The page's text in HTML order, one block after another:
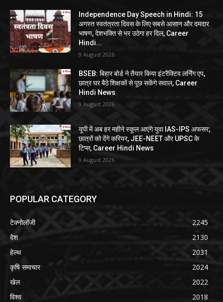
Independence Day Speech in Hindi: 15
अगस्त स्वतंत्रता दिवस के लिए सबसे आसान और दमदार
भाषण, देशभक्ति से भर उठेगा हर दिल, Career
Hindi...
9 August 2026
BSEB: बिहार बोर्ड ने तैयार किया इंटरैक्टिव लर्निंग एप,
छात्र घर बैठे शिक्षकों से पूछ सकेंगे सवाल, Career
Hindi News
9 August 2026
यूपी में अब हर महीने स्कूल आएंगे युवा IAS-IPS अफसर;
छात्रों को देंगे करियर, JEE-NEET और UPSC के
टिप्स, Career Hindi News
9 August 2026
POPULAR CATEGORY
टेक्नोलॉजी
2245
देश
2130
हेल्थ
2031
कृषि समाचार
2024
खेल
2022
विश्व
2018